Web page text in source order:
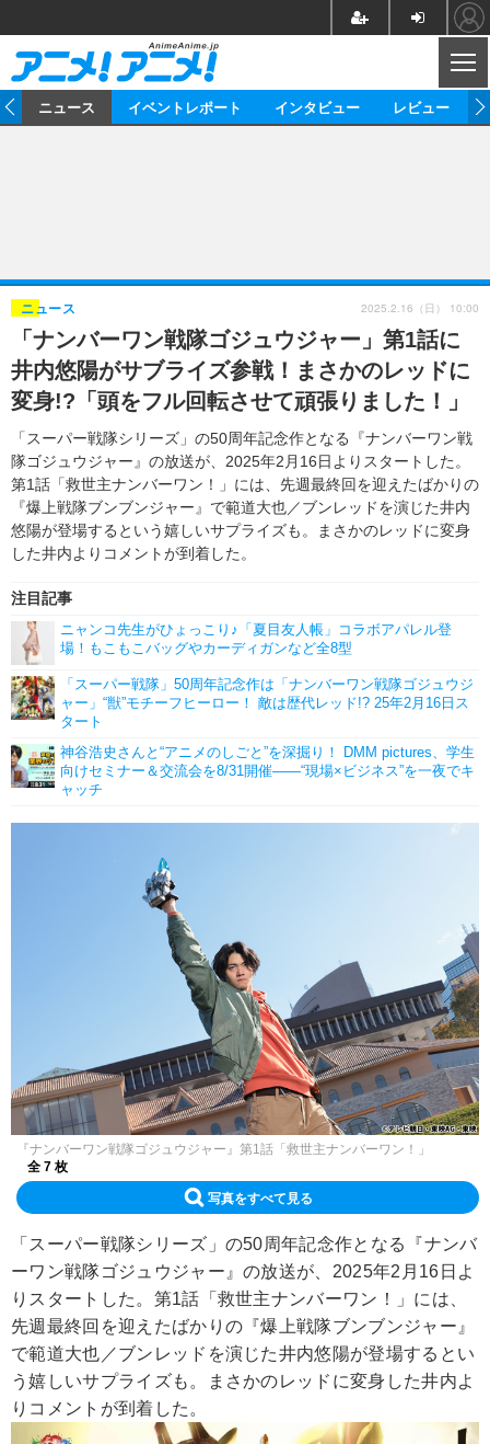
ゲーム グッズ
イベント 海外
海外イベント ビジネス
俳優・タレント アーティスト
ビジネス
アニメ 実写
書評 イベント
ゲーム 座談会
動画
アニメ 映画/ドラマ
アニメ！アニメ！TV ABEMA Cafe
連載・コラム
ニュース イベントレポート インタビュー レビュー
「ナンバーワン戦隊ゴジュウジャー」第1話に
井内悠陽がサブライズ参戦！まさかのレッドに
変身!?「頭をフル回転させて頑張りました！」
「スーパー戦隊シリーズ」の50周年記念作となる『ナンバーワン戦
隊ゴジュウジャー』の放送が、2025年2月16日よりスタートした。
第1話「救世主ナンバーワン！」には、先週最終回を迎えたばかりの
『爆上戦隊ブンブンジャー』で範道大也／ブンレッドを演じた井内
悠陽が登場するという嬉しいサプライズも。まさかのレッドに変身
した井内よりコメントが到着した。
ニュース
注目記事
ニャンコ先生がひょっこり♪「夏目友人帳」コラボアパレル登
場！もこもこバッグやカーディガンなど全8型
「スーパー戦隊」50周年記念作は「ナンバーワン戦隊ゴジュウジ
ャー」“獣”モチーフヒーロー！ 敵は歴代レッド!? 25年2月16日ス
タート
神谷浩史さんと“アニメのしごと”を深掘り！ DMM pictures、学生
向けセミナー＆交流会を8/31開催――“現場×ビジネス”を一夜でキ
ャッチ
2025.2.16（日） 10:00
『ナンバーワン戦隊ゴジュウジャー』第1話「救世主ナンバーワン！」
全 7 枚
写真をすべて見る
「スーパー戦隊シリーズ」の50周年記念作となる『ナンバ
ーワン戦隊ゴジュウジャー』の放送が、2025年2月16日よ
りスタートした。第1話「救世主ナンバーワン！」には、
先週最終回を迎えたばかりの『爆上戦隊ブンブンジャー』
で範道大也／ブンレッドを演じた井内悠陽が登場するとい
う嬉しいサプライズも。まさかのレッドに変身した井内よ
りコメントが到着した。